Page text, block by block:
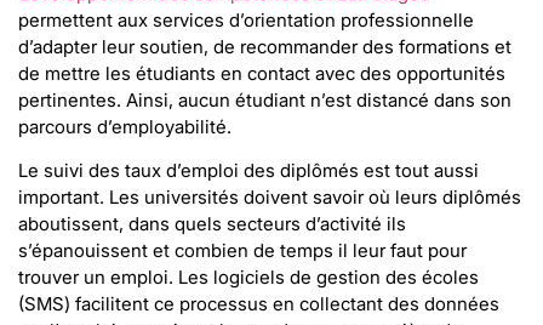
permettent aux services d’orientation professionnelle
d’adapter leur soutien, de recommander des formations et
de mettre les étudiants en contact avec des opportunités
pertinentes. Ainsi, aucun étudiant n’est distancé dans son
parcours d’employabilité.
Le suivi des taux d’emploi des diplômés est tout aussi
important. Les universités doivent savoir où leurs diplômés
aboutissent, dans quels secteurs d’activité ils
s’épanouissent et combien de temps il leur faut pour
trouver un emploi. Les logiciels de gestion des écoles
(SMS) facilitent ce processus en collectant des données